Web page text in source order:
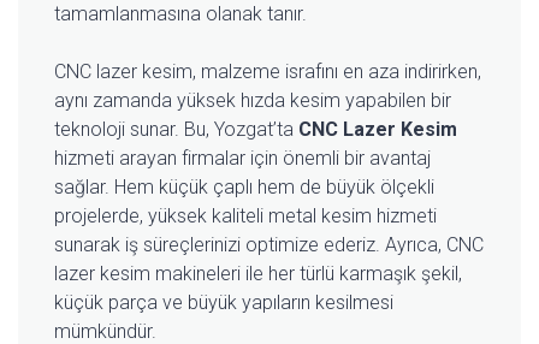
tamamlanmasına olanak tanır.
CNC lazer kesim, malzeme israfını en aza indirirken,
aynı zamanda yüksek hızda kesim yapabilen bir
teknoloji sunar. Bu, Yozgat’ta CNC Lazer Kesim
hizmeti arayan firmalar için önemli bir avantaj
sağlar. Hem küçük çaplı hem de büyük ölçekli
projelerde, yüksek kaliteli metal kesim hizmeti
sunarak iş süreçlerinizi optimize ederiz. Ayrıca, CNC
lazer kesim makineleri ile her türlü karmaşık şekil,
küçük parça ve büyük yapıların kesilmesi
mümkündür.